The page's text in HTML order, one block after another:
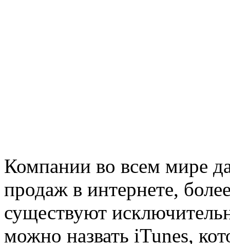
Компании во всем мире
продаж в интернете,
существуют
можно назвать iTunes,